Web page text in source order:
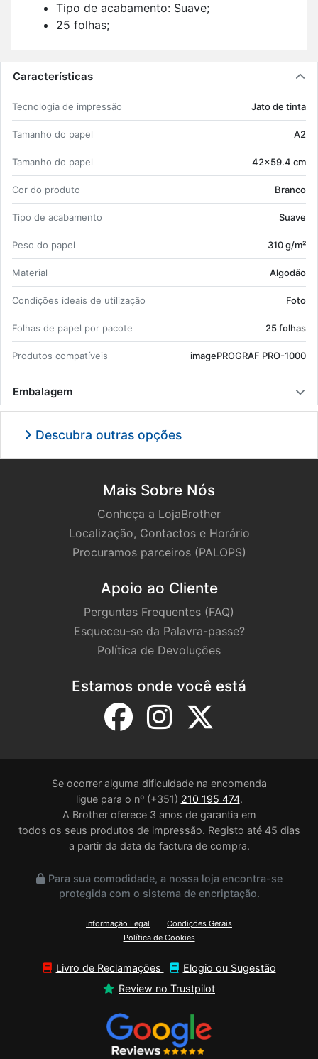
Tipo de aca­ba­mento: Suave;
25 fo­lhas;
Características
Tec­no­logia de im­pressão Jato de tinta
Ta­manho do papel A2
Ta­manho do papel 42x59.4 cm
Cor do pro­duto Branco
Tipo de aca­ba­mento Suave
Peso do papel 310 g/m²
Ma­te­rial Al­godão
Con­di­ções ideais de uti­li­zação Foto
Fo­lhas de papel por pa­cote 25 fo­lhas
Pro­dutos com­pa­tí­veis ima­ge­PRO­GRAF PRO-1000
Embalagem
Descubra outras opções
Mais Sobre Nós
Conheça a LojaBrother
Localização, Contactos e Horário
Procuramos parceiros (PALOPS)
Apoio ao Cliente
Perguntas Frequentes (FAQ)
Esqueceu-se da Palavra-passe?
Política de Devoluções
Estamos onde você está
Se ocorrer alguma dificuldade na encomenda
ligue para o nº (+351) 210 195 474.
A Brother oferece 3 anos de garantia em
todos os seus produtos de impressão. Registo até 45 dias
a partir da data da factura de compra.
Para sua comodidade, a nossa loja encontra-se
protegida com o sistema de encriptação.
Informação Legal
Condições Gerais
Política de Cookies
Livro de Reclamações
Elogio ou Sugestão
Review no Trustpilot